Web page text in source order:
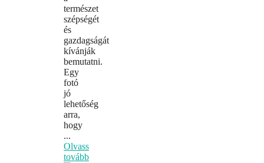
természet
szépségét
és
gazdagságát
kívánják
bemutatni.
Egy
fotó
jó
lehetőség
arra,
hogy
...
Olvass
tovább